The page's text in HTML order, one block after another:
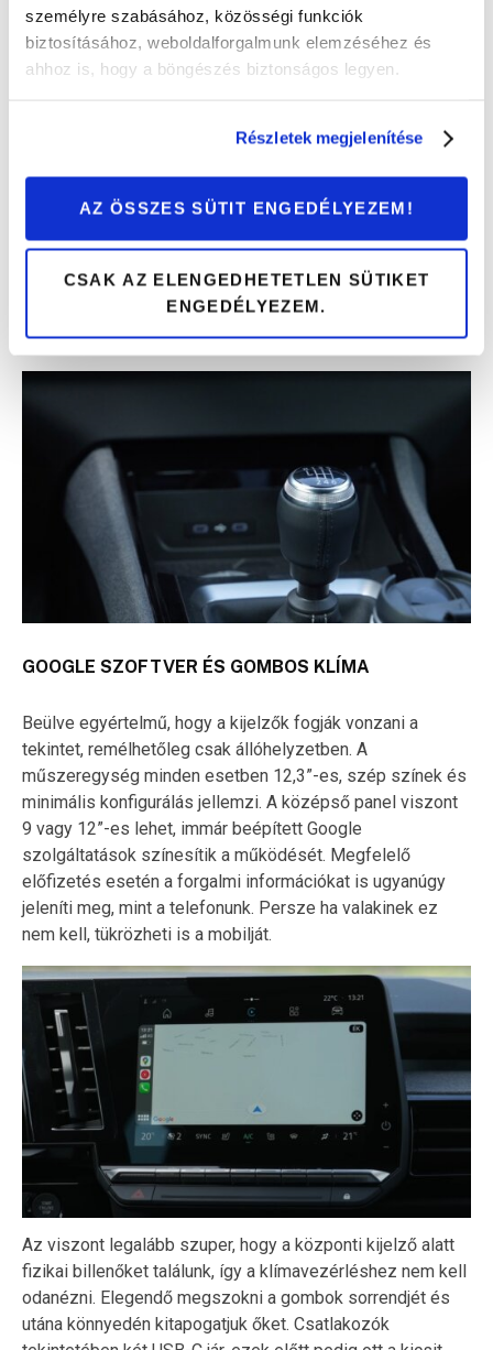
személyre szabásához, közösségi funkciók
biztosításához, weboldalforgalmunk elemzéséhez és
ahhoz is, hogy a böngészés biztonságos legyen.
Részletek megjelenítése
AZ ÖSSZES SÜTIT ENGEDÉLYEZEM!
CSAK AZ ELENGEDHETETLEN SÜTIKET
ENGEDÉLYEZEM.
Beülve egyértelmű, hogy a kijelzők fogják vonzani a
tekintet, remélhetőleg csak állóhelyzetben. A
műszeregység minden esetben 12,3”-es, szép színek és
minimális konfigurálás jellemzi. A középső panel viszont
9 vagy 12”-es lehet, immár beépített Google
előfizetés esetén a forgalmi információkat is ugyanúgy
jeleníti meg, mint a telefonunk. Persze ha valakinek ez
nem kell, tükrözheti is a mobilját.
GOOGLE SZOFTVER ÉS GOMBOS KLÍMA
Beülve egyértelmű, hogy a kijelzők fogják vonzani a
tekintet, remélhetőleg csak állóhelyzetben. A
műszeregység minden esetben 12,3”-es, szép színek és
minimális konfigurálás jellemzi. A középső panel viszont
9 vagy 12”-es lehet, immár beépített Google
szolgáltatások színesítik a működését. Megfelelő
előfizetés esetén a forgalmi információkat is ugyanúgy
jeleníti meg, mint a telefonunk. Persze ha valakinek ez
nem kell, tükrözheti is a mobilját.
Az viszont legalább szuper, hogy a központi kijelző alatt
fizikai billenőket találunk, így a klímavezérléshez nem kell
odanézni. Elegendő megszokni a gombok sorrendjét és
utána könnyedén kitapogatjuk őket. Csatlakozók